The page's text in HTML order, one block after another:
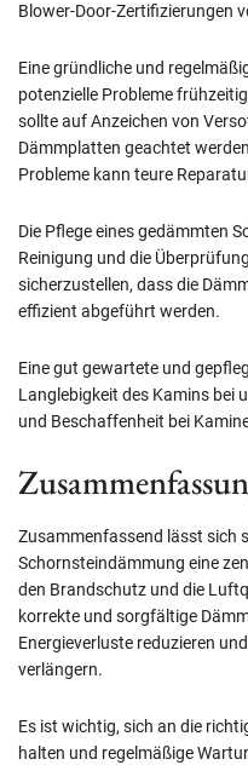
Blower-Door-Zertifizierungen
Eine gründliche und
potenzielle Probleme
sollte auf Anzeichen von
Dämmplatten geachtet
Probleme kann teure
Die Pflege eines gedämmten
Reinigung und die
sicherzustellen, dass die
effizient abgeführt werden.
Eine gut gewartete und
Langlebigkeit des Kamins bei
und Beschaffenheit bei
Zusammenfassend lässt sich
Schornsteindämmung eine
den Brandschutz und die
korrekte und sorgfältige
Energieverluste reduzieren
verlängern.
Es ist wichtig, sich an die
halten und regelmäßige